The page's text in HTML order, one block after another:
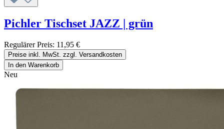
Pichler Tischset JAZZ | grün
Regulärer Preis: 11,95 €
Preise inkl. MwSt. zzgl. Versandkosten
In den Warenkorb
Neu